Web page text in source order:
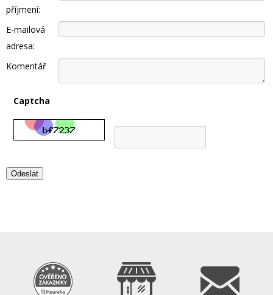
příjmení:
E-mailová
adresa:
Komentář
Captcha
Odeslat